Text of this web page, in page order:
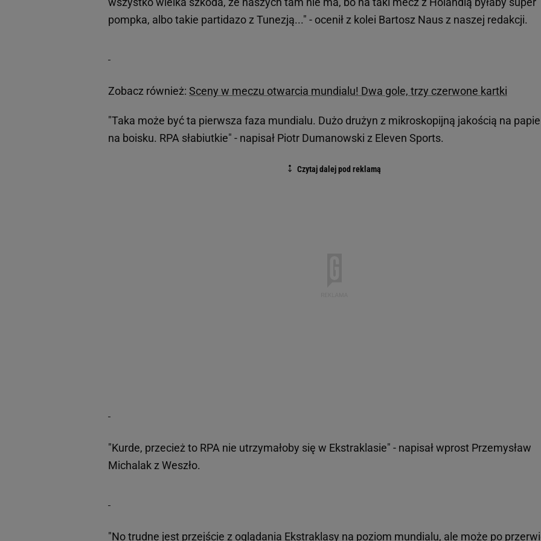
pompka, albo takie partidazo z Tunezją..." - ocenił z kolei Bartosz Naus z naszej redakcji.
Zobacz również: Sceny w meczu otwarcia mundialu! Dwa gole, trzy czerwone kartki
"Taka może być ta pierwsza faza mundialu. Dużo drużyn z mikroskopijną jakością na
na boisku. RPA słabiutkie" - napisał Piotr Dumanowski z Eleven Sports.
"Kurde, przecież to RPA nie utrzymałoby się w Ekstraklasie" - napisał wprost Przemysław
Michalak z Weszło.
"No trudne jest przejście z oglądania Ekstraklasy na poziom mundialu, ale może po